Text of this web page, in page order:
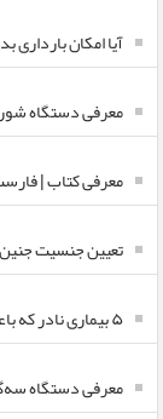
آیا امکان
معرفی دستگاه
معرفی کتاب |
تعیین جنسیت
۵ بیماری نادر که باعث قدرت‌های عجیب در انسان می‌شود!
معرفی دستگاه